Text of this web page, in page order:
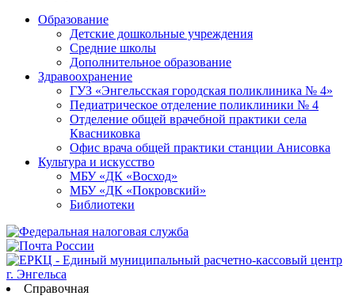
Образование
Детские дошкольные учреждения
Средние школы
Дополнительное образование
Здравоохранение
ГУЗ «Энгельсская городская поликлиника № 4»
Педиатрическое отделение поликлиники № 4
Отделение общей врачебной практики села
Квасниковка
Офис врача общей практики станции Анисовка
Культура и искусство
МБУ «ДК «Восход»
МБУ «ДК «Покровский»
Библиотеки
Справочная